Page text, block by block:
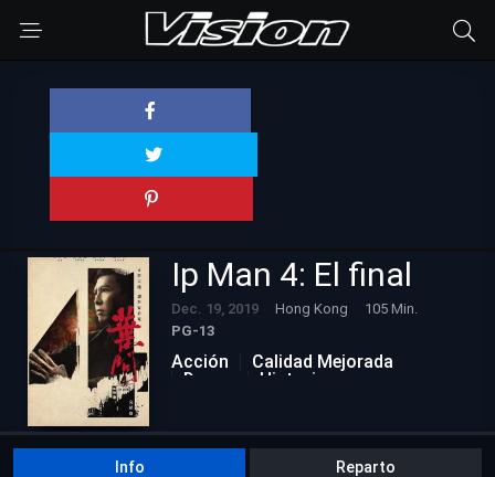
Ip Man 4: El final
Dec. 19, 2019 Hong Kong
105 Min.
PG-13
Acción
Calidad Mejorada
Drama
Historia
Info Reparto